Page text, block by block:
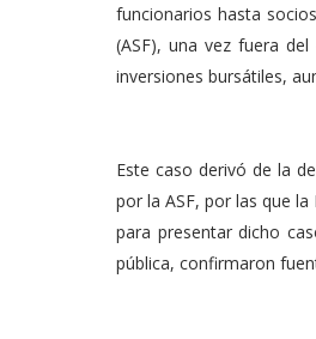
funcionarios hasta
(ASF), una vez fuera
inversiones bursátiles,
Este caso derivó de la
por la ASF, por las que
para presentar dicho
pública, confirmaron